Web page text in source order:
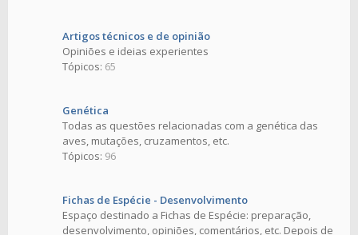
Artigos técnicos e de opinião
Opiniões e ideias experientes
Tópicos: 65
Genética
Todas as questões relacionadas com a genética das
aves, mutações, cruzamentos, etc.
Tópicos: 96
Fichas de Espécie - Desenvolvimento
Espaço destinado a Fichas de Espécie: preparação,
desenvolvimento, opiniões, comentários, etc. Depois de